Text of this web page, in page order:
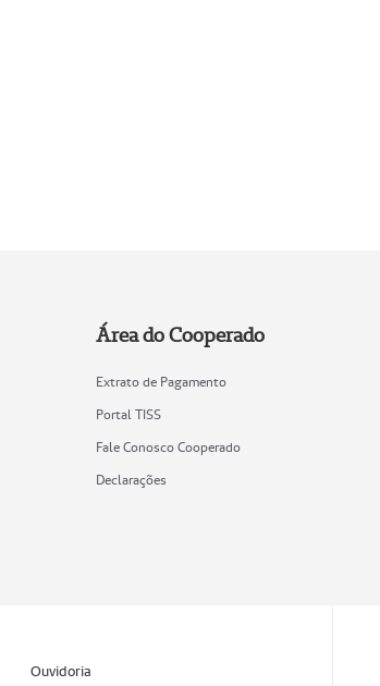
Área do Cooperado
Extrato de Pagamento
Portal TISS
Fale Conosco Cooperado
Declarações
Ouvidoria